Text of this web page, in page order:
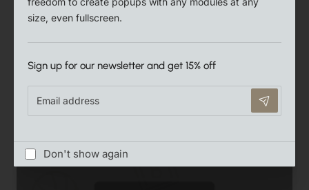
size, even fullscreen.
Sign up for our newsletter and get 15% off
address
Don't show again
Best all-around product, now at the best all-
around price